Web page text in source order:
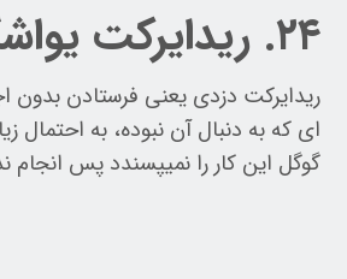
۲۴. ریدایرکت یواشکی
ریدایرکت دزدی یعنی فرستادن بدون
ای که به دنبال آن نبوده، به احتمال
گوگل این کار را نمیپسندد پس انجام